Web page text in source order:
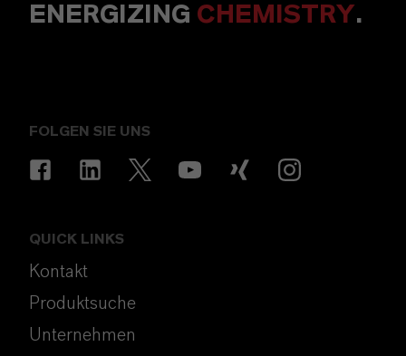
ENERGIZING CHEMISTRY.
FOLGEN SIE UNS
QUICK LINKS
Kontakt
Produktsuche
Unternehmen